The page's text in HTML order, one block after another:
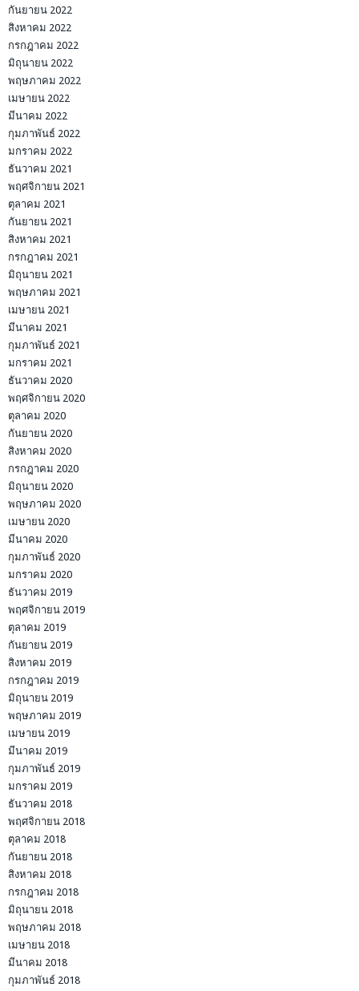
กันยายน 2022
สิงหาคม 2022
กรกฎาคม 2022
มิถุนายน 2022
พฤษภาคม 2022
เมษายน 2022
มีนาคม 2022
กุมภาพันธ์ 2022
มกราคม 2022
ธันวาคม 2021
พฤศจิกายน 2021
ตุลาคม 2021
กันยายน 2021
สิงหาคม 2021
กรกฎาคม 2021
มิถุนายน 2021
พฤษภาคม 2021
เมษายน 2021
มีนาคม 2021
กุมภาพันธ์ 2021
มกราคม 2021
ธันวาคม 2020
พฤศจิกายน 2020
ตุลาคม 2020
กันยายน 2020
สิงหาคม 2020
กรกฎาคม 2020
มิถุนายน 2020
พฤษภาคม 2020
เมษายน 2020
มีนาคม 2020
กุมภาพันธ์ 2020
มกราคม 2020
ธันวาคม 2019
พฤศจิกายน 2019
ตุลาคม 2019
กันยายน 2019
สิงหาคม 2019
กรกฎาคม 2019
มิถุนายน 2019
พฤษภาคม 2019
เมษายน 2019
มีนาคม 2019
กุมภาพันธ์ 2019
มกราคม 2019
ธันวาคม 2018
พฤศจิกายน 2018
ตุลาคม 2018
กันยายน 2018
สิงหาคม 2018
กรกฎาคม 2018
มิถุนายน 2018
พฤษภาคม 2018
เมษายน 2018
มีนาคม 2018
กุมภาพันธ์ 2018